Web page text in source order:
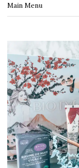
Main Menu